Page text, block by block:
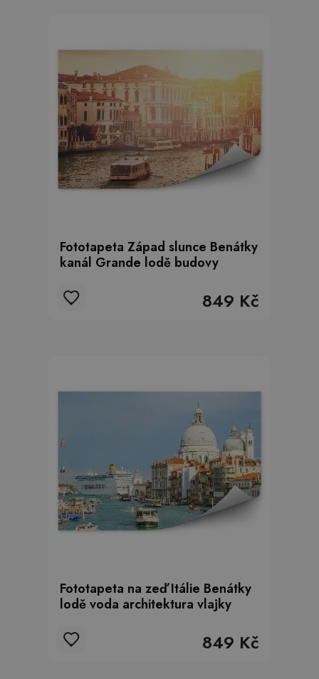
Fototapeta Západ slunce Benátky
kanál Grande lodě budovy
849 Kč
Fototapeta na zeď Itálie Benátky
lodě voda architektura vlajky
849 Kč